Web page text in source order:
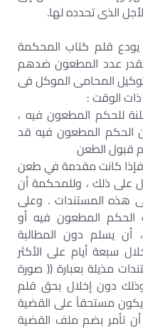
الذى تحدده لها.
قلم كتاب المحكمة
عدد المطعون ضدهم
المحامى الموكل فى
الوقت :
للحكم المطعون فيه ،
الحكم المطعون فيه قد
قبول الطعن
، فإذا كانت مقدمة في طعن
على ذلك ، وللمحكمة أن
هذه المستندات . وعلى
المطعون فيه أو
أن يسلم دون المطالبة
سبعة أيام على الأكثر
مذيلة بعبارة (( صورة
دون إخلال بحق قلم
يكون مستحقاً على القضية
تأمر بضم ملف القضية